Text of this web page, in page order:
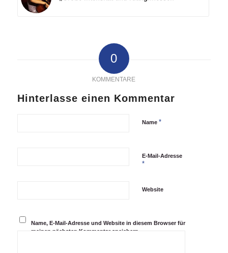
0
KOMMENTARE
Hinterlasse einen Kommentar
Name *
E-Mail-Adresse
*
Website
Name, E-Mail-Adresse und Website in diesem Browser für
meinen nächsten Kommentar speichern.